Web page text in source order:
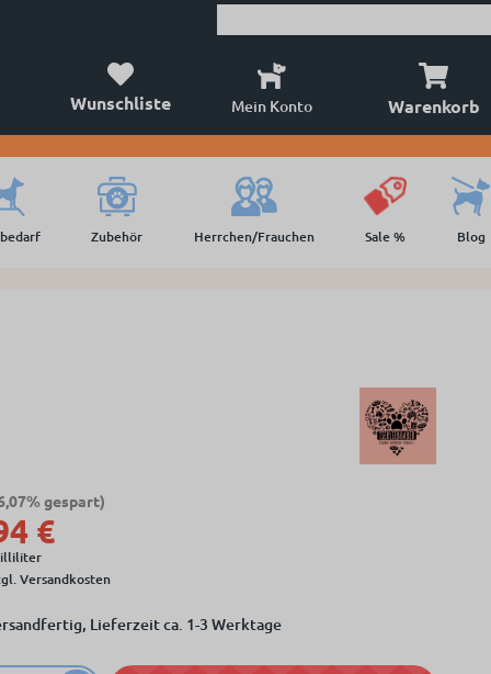
Wunschliste Mein Konto Warenkorb
Zubehör Herrchen/Frauchen Sale % Blog
gespart)
€
Versandkosten
Lieferzeit ca. 1-3 Werktage